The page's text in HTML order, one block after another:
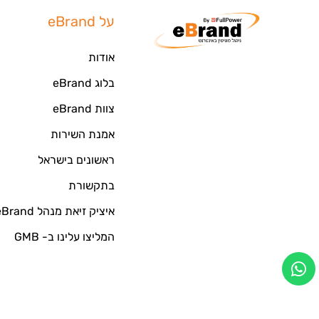
על eBrand
אודות
בלוג eBrand
צוות eBrand
אמנת השירות
ראשונים בישראל
בתקשורת
איציק זיאת מנהל eBrand
המליצו עלינו ב- GMB